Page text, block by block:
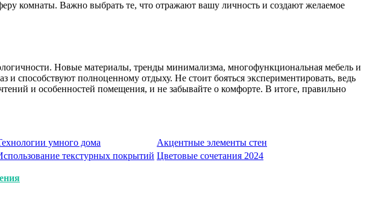
комнаты. Важно выбрать те, что отражают вашу личность и создают желаемое
Новые материалы, тренды минимализма, многофункциональная мебель и
способствуют полноценному отдыху. Не стоит бояться экспериментировать, ведь
и особенностей помещения, и не забывайте о комфорте. В итоге, правильно
умного дома
Акцентные элементы стен
текстурных покрытий Цветовые сочетания 2024